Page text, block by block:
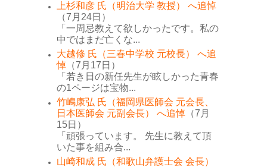
上杉和彦 氏（明治大学 教授） へ追悼
（7月24日）
「一周忌教えて欲しかったです。私の
中ではまだ亡くな...
大越修 氏（三春中学校 元校長） へ追
悼 （7月17日）
「若き日の新任先生が眩しかった青春
の1ページは宝物...
竹嶋康弘 氏（福岡県医師会 元会長、
日本医師会 元副会長） へ追悼 （7月
15日）
「頑張っています。 先生に教えて頂
いた事を組み合...
山崎和成 氏（和歌山弁護士会 会長）